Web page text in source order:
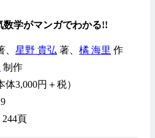
数学がマンガでわかる!!
、 星野 貴弘 著、 橘 海里 作
制作
3,000円＋税）
頁